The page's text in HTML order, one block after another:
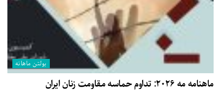
بولتن ماهانه
ماهنامه مه ۲۰۲۶: تداوم حماسه مقاومت زنان ایران